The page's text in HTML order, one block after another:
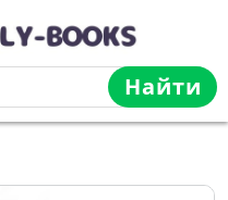
Найти